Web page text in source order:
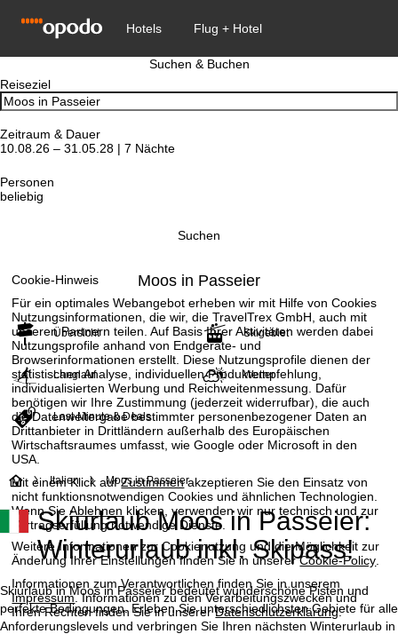
Cookie-Hinweis
Für ein optimales Webangebot erheben wir mit Hilfe von Cookies
Nutzungsinformationen, die wir, die TravelTrex GmbH, auch mit
unseren Partnern teilen. Auf Basis Ihrer Aktivitäten werden dabei
Nutzungsprofile anhand von Endgeräte- und
Browserinformationen erstellt. Diese Nutzungsprofile dienen der
statistischen Analyse, individuellen Produktempfehlung,
individualisierten Werbung und Reichweitenmessung. Dafür
benötigen wir Ihre Zustimmung (jederzeit widerrufbar), die auch
die Datenweitergabe bestimmter personenbezogener Daten an
Drittanbieter in Drittländern außerhalb des Europäischen
Wirtschaftsraumes umfasst, wie Google oder Microsoft in den
USA.
Mit einem Klick aufZustimmenakzeptieren Sie den Einsatz von
nicht funktionsnotwendigen Cookies und ähnlichen Technologien.
Wenn SieAblehnen klicken, verwenden wir nur technisch und zur
Vertragserfüllung notwendige Dienste.
Weitere Informationen zur Cookienutzung und die Möglichkeit zur
Änderung Ihrer Einstellungen finden Sie in unsererCookie-Policy.
Informationen zum Verantwortlichen finden Sie in unserem
Impressum. Informationen zu den Verarbeitungszwecken und
Ihren Rechten finden Sie in unsererDatenschutzerklärung.
Suchen & Buchen
Reiseziel
Zeitraum & Dauer
10.08.26 – 31.05.28 | 7 Nächte
Personen
beliebig
Suchen
Moos in Passeier
Übersicht Skigebiet
Langlauf Wetter
Last-Minute & Deals
S
t
a
r
t
Italien Moos in Passeier
Skiurlaub Moos in Passeier:
Winterurlaub inkl. Skipass!
Skiurlaub in Moos in Passeier bedeutet wunderschöne Pisten und
perfekte Bedingungen. Erleben Sie unterschiedlichsten Gebiete für alle
Anforderungslevels und verbringen Sie Ihren nächsten Winterurlaub in